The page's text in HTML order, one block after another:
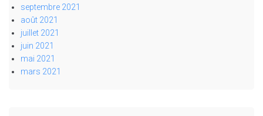
septembre 2021
août 2021
juillet 2021
juin 2021
mai 2021
mars 2021